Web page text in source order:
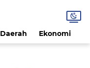
Daerah Ekonomi